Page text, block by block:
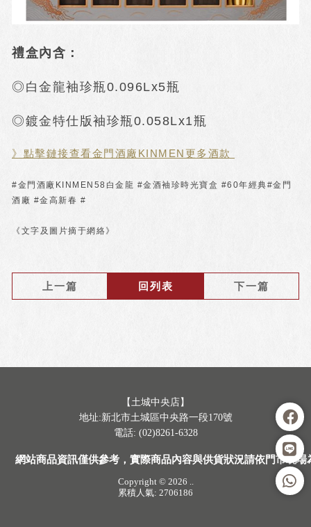
禮盒內含：
◎白金龍袖珍瓶0.096Lx5瓶
◎鍍金特仕版袖珍瓶0.058Lx1瓶
》點擊鏈接查看金門酒廠KINMEN更多酒款
#金門酒廠KINMEN58白金龍 #金酒袖珍時光寶盒 #60年經典#金門
酒廠 #金高新春 #
《文字及圖片摘于網絡》
上一篇 回列表 下一篇
【土城中央店】
地址:新北市土城區中央路一段170號
電話: (02)8261-6328
網站商品資訊僅供參考，實際商品內容與供貨狀況請依門市現場
Copyright © 2026 ..
累積人氣: 2706186